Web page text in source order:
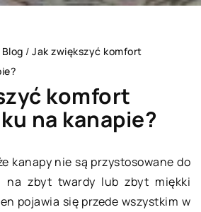
Blog / Jak zwiększyć komfort
komfort
na kanapie?
kanapy nie są przystosowane do
na zbyt twardy lub zbyt miękki
pojawia się przede wszystkim w